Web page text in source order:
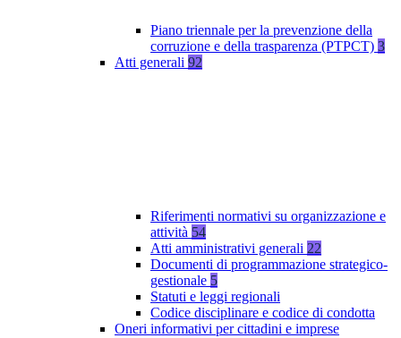
Piano triennale per la prevenzione della
corruzione e della trasparenza (PTPCT) 3
Atti generali 92
Riferimenti normativi su organizzazione e
attività 54
Atti amministrativi generali 22
Documenti di programmazione strategico-
gestionale 5
Statuti e leggi regionali
Codice disciplinare e codice di condotta
Oneri informativi per cittadini e imprese